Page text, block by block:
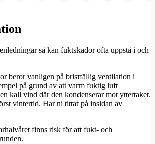
så kan fuktskador ofta uppstå i och
beror vanligen på bristfällig ventilation i
på grund av att varm fuktig luft
kall vind där den kondenserar mot yttertaket.
vintertid. Har ni tittat på insidan av
finns risk för att fukt- och